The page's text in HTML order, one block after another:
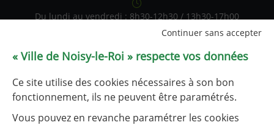
Du lundi au vendredi : 8h30-12h30 / 13h30-17h00
Nous contacter par mail
Liens utiles
Continuer sans accepter
« Ville de Noisy-le-Roi » respecte vos données
Ce site utilise des cookies nécessaires à son bon
fonctionnement, ils ne peuvent être paramétrés.
Vous pouvez en revanche paramétrer les cookies